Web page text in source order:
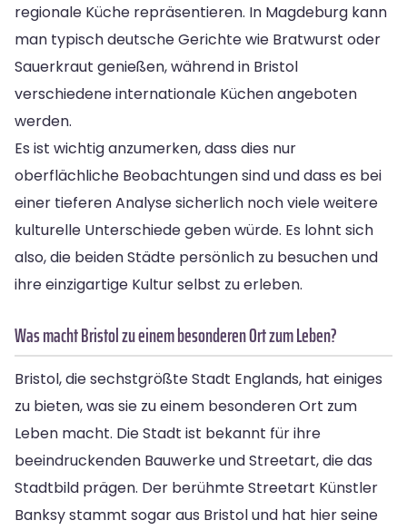
regionale Küche repräsentieren. In Magdeburg kann
man typisch deutsche Gerichte wie Bratwurst oder
Sauerkraut genießen, während in Bristol
verschiedene internationale Küchen angeboten
werden.
Es ist wichtig anzumerken, dass dies nur
oberflächliche Beobachtungen sind und dass es bei
einer tieferen Analyse sicherlich noch viele weitere
kulturelle Unterschiede geben würde. Es lohnt sich
also, die beiden Städte persönlich zu besuchen und
ihre einzigartige Kultur selbst zu erleben.
Was macht Bristol zu einem besonderen Ort zum Leben?
Bristol, die sechstgrößte Stadt Englands, hat einiges
zu bieten, was sie zu einem besonderen Ort zum
Leben macht. Die Stadt ist bekannt für ihre
beeindruckenden Bauwerke und Streetart, die das
Stadtbild prägen. Der berühmte Streetart Künstler
Banksy stammt sogar aus Bristol und hat hier seine